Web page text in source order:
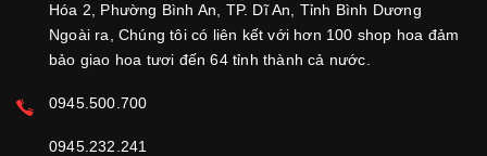
Hóa 2, Phường Bình An, TP. Dĩ An, Tỉnh Bình Dương
Ngoài ra, Chúng tôi có liên kết với hơn 100 shop hoa đảm
bảo giao hoa tươi đến 64 tỉnh thành cả nước.
0945.500.700
0945.232.241